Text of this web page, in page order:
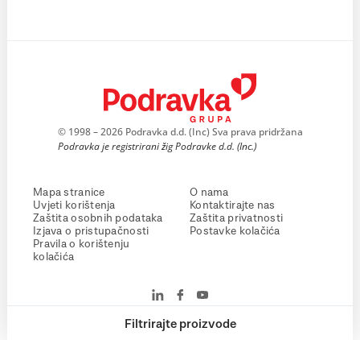
Filtrirajte proizvode
© 1998 – 2026 Podravka d.d. (Inc) Sva prava pridržana
Podravka je registrirani žig Podravke d.d. (Inc.)
Mapa stranice
Uvjeti korištenja
Zaštita osobnih podataka
Izjava o pristupačnosti
Pravila o korištenju
kolačića
O nama
Kontaktirajte nas
Zaštita privatnosti
Postavke kolačića